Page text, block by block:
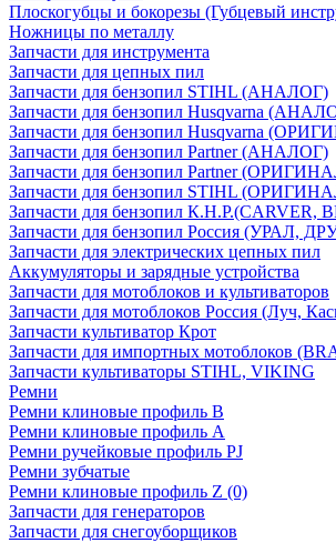
Плоскогубцы и бокорезы (Губцевый
Ножницы по металлу
Запчасти для инструмента
Запчасти для цепных пил
Запчасти для бензопил STIHL (АНАЛОГ)
Запчасти для бензопил Husqvarna
Запчасти для бензопил Husqvarna
Запчасти для бензопил Partner (АНАЛОГ)
Запчасти для бензопил Partner
Запчасти для бензопил STIHL
Запчасти для бензопил К.Н.Р.(CARVER,
Запчасти для бензопил Россия (УРАЛ,
Запчасти для электрических цепных пил
Аккумуляторы и зарядные устройства
Запчасти для мотоблоков и культиваторов
Запчасти для мотоблоков Россия (Луч,
Запчасти культиватор Крот
Запчасти для импортных мотоблоков
Запчасти культиваторы STIHL, VIKING
Ремни
Ремни клиновые профиль B
Ремни клиновые профиль А
Ремни ручейковые профиль PJ
Ремни зубчатые
Ремни клиновые профиль Z (0)
Запчасти для генераторов
Запчасти для снегоуборщиков